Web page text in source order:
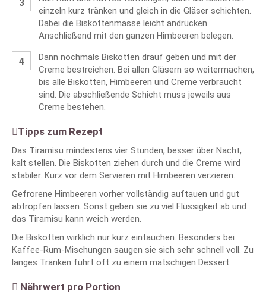
einzeln kurz tränken und gleich in die Gläser schichten.
Dabei die Biskottenmasse leicht andrücken.
Anschließend mit den ganzen Himbeeren belegen.
Dann nochmals Biskotten drauf geben und mit der
Creme bestreichen. Bei allen Gläsern so weitermachen,
bis alle Biskotten, Himbeeren und Creme verbraucht
sind. Die abschließende Schicht muss jeweils aus
Creme bestehen.
Tipps zum Rezept
Das Tiramisu mindestens vier Stunden, besser über Nacht,
kalt stellen. Die Biskotten ziehen durch und die Creme wird
stabiler. Kurz vor dem Servieren mit Himbeeren verzieren.
Gefrorene Himbeeren vorher vollständig auftauen und gut
abtropfen lassen. Sonst geben sie zu viel Flüssigkeit ab und
das Tiramisu kann weich werden.
Die Biskotten wirklich nur kurz eintauchen. Besonders bei
Kaffee-Rum-Mischungen saugen sie sich sehr schnell voll. Zu
langes Tränken führt oft zu einem matschigen Dessert.
Nährwert pro Portion